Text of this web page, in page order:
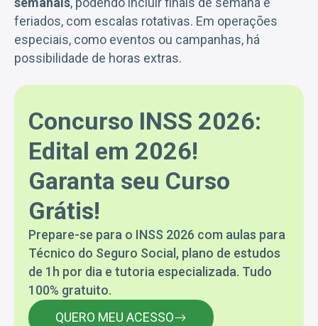
feriados, com escalas rotativas. Em operações
especiais, como eventos ou campanhas, há
possibilidade de horas extras.
Concurso INSS 2026:
Edital em 2026!
Garanta seu Curso
Grátis!
Prepare-se para o INSS 2026 com aulas para
Técnico do Seguro Social, plano de estudos
de 1h por dia e tutoria especializada. Tudo
100% gratuito.
QUERO MEU ACESSO